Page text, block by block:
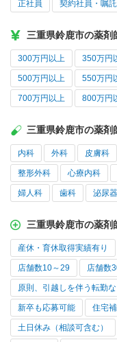
正社員 契約社員・嘱
三重県鈴鹿市の薬剤
300万円以上 350万円
500万円以上 550万円
700万円以上 800万円
三重県鈴鹿市の薬剤
内科 外科 皮膚科
整形外科 心療内科
婦人科 歯科 泌尿
三重県鈴鹿市の薬剤
産休・育休取得実績有り
店舗数10～29 店舗数
原則、引越しを伴う転勤な
新卒も応募可能 住宅
土日休み（相談可含む）